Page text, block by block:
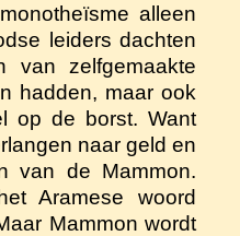
alleen
leiders dachten
zelfgemaakte
hadden, maar ook
op de borst. Want
naar geld en
van de Mammon.
Aramese woord
Mammon wordt